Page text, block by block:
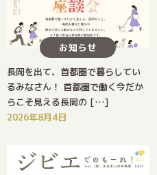
お知らせ
長岡を出て、首都圏で暮らしてい
るみなさん！ 首都圏で働く今だか
らこそ見える長岡の […]
2026年8月4日